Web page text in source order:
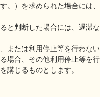
）を求められた場合には
と判断した場合には、遅滞
または利用停止等を行わな
場合、その他利用停止等を
講じるものとします。